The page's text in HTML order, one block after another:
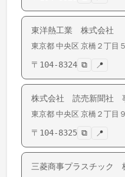
東洋熱工業 株式会社
東京都 中央区 京橋 ２丁目
〒 104-8324 ⧉ 📍
株式会社 読売新聞社
東京都 中央区 京橋 ２丁目
〒 104-8325 ⧉ 📍
三菱商事プラスチック